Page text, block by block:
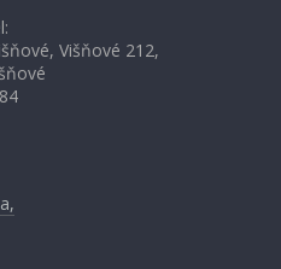
Višňové 212,